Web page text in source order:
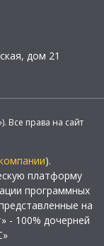
дом 21
Все права на сайт
).
платформу
программных
на
- 100% дочерней